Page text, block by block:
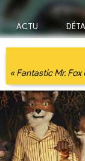
ACTU
« Fantastic Mr.